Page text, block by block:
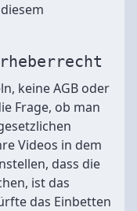
keine AGB oder
Frage, ob man
Videos in dem
dass die
ist das
das Einbetten